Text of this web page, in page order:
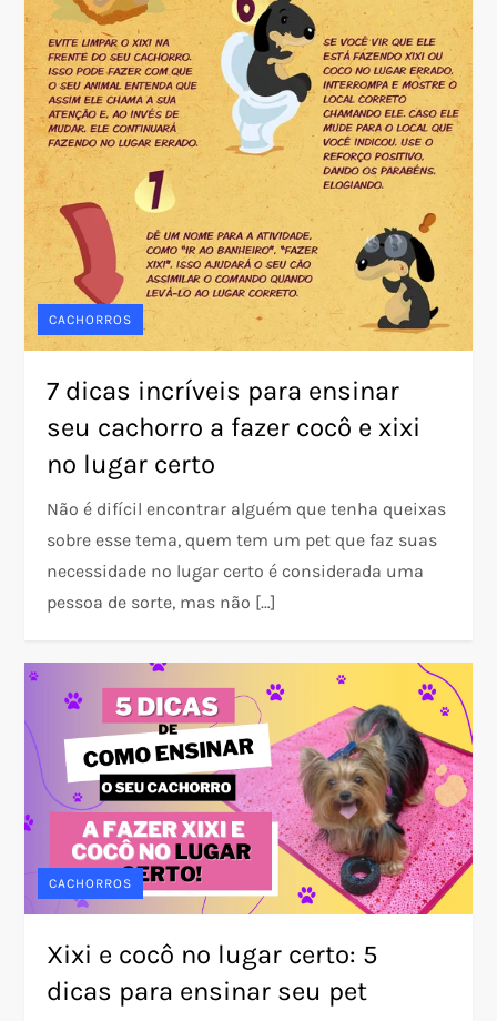
CACHORROS
7 dicas incríveis para ensinar
seu cachorro a fazer cocô e xixi
no lugar certo
Não é difícil encontrar alguém que tenha queixas
sobre esse tema, quem tem um pet que faz suas
necessidade no lugar certo é considerada uma
pessoa de sorte, mas não […]
CACHORROS
Xixi e cocô no lugar certo: 5
dicas para ensinar seu pet